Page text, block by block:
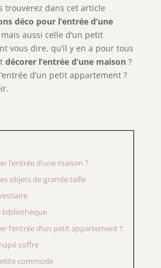
trouverez dans cet article
déco pour l’entrée d’une
aussi celle d’un petit
vous dire, qu’il y en a pour tous
décorer l’entrée d’une maison ?
d’un petit appartement ?
l’entrée d’une maison ?
objets de grande taille
bibliothèque
l’entrée d’un petit appartement ?
coffre
commode